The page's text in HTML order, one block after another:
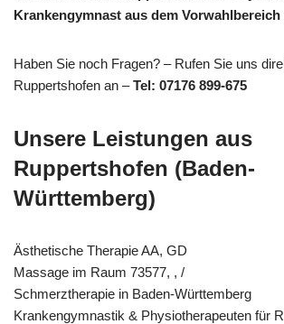
Krankengymnast aus dem Vorwahlbereich
Haben Sie noch Fragen? – Rufen Sie uns
Ruppertshofen an –Tel: 07176 899-675
Unsere Leistungen aus
Ruppertshofen (Baden-
Württemberg)
Ästhetische Therapie AA, GD
Massage im Raum 73577, , /
Schmerztherapie in Baden-Württemberg
Krankengymnastik & Physiotherapeuten für